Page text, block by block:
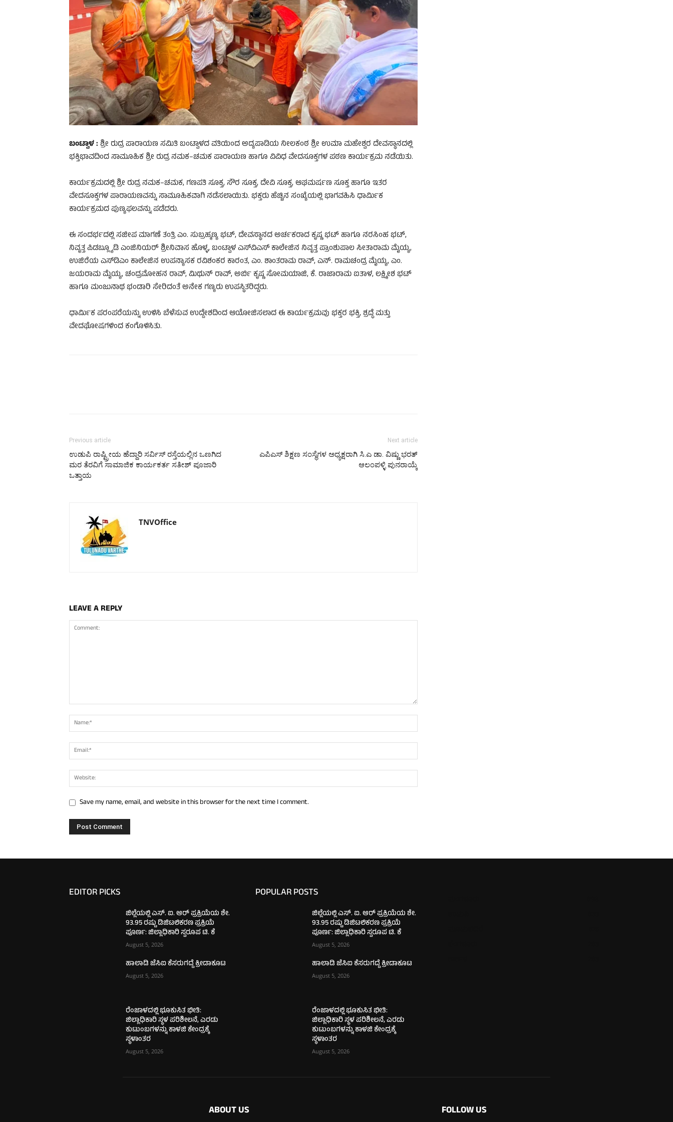
ಬಂಟ್ವಾಳ : ಶ್ರೀ ರುದ್ರ ಪಾರಾಯಣ ಸಮಿತಿ ಬಂಟ್ವಾಳದ ವತಿಯಿಂದ ಅದ್ಯಪಾಡಿಯ ನೀಲಕಂಠ ಶ್ರೀ ಉಮಾ ಮಹೇಶ್ವರ ದೇವಸ್ಥಾನದಲ್ಲಿ
ಭಕ್ತಿಭಾವದಿಂದ ಸಾಮೂಹಿಕ ಶ್ರೀ ರುದ್ರ ನಮಕ–ಚಮಕ ಪಾರಾಯಣ ಹಾಗೂ ವಿವಿಧ ವೇದಸೂಕ್ತಗಳ ಪಠಣ ಕಾರ್ಯಕ್ರಮ ನಡೆಯಿತು.
ಕಾರ್ಯಕ್ರಮದಲ್ಲಿ ಶ್ರೀ ರುದ್ರ ನಮಕ–ಚಮಕ, ಗಣಪತಿ ಸೂಕ್ತ, ಸೌರ ಸೂಕ್ತ, ದೇವಿ ಸೂಕ್ತ, ಆಘಮರ್ಷಣ ಸೂಕ್ತ ಹಾಗೂ ಇತರ
ವೇದಸೂಕ್ತಗಳ ಪಾರಾಯಣವನ್ನು ಸಾಮೂಹಿಕವಾಗಿ ನಡೆಸಲಾಯಿತು. ಭಕ್ತರು ಹೆಚ್ಚಿನ ಸಂಖ್ಯೆಯಲ್ಲಿ ಭಾಗವಹಿಸಿ ಧಾರ್ಮಿಕ
ಕಾರ್ಯಕ್ರಮದ ಪುಣ್ಯಫಲವನ್ನು ಪಡೆದರು.
ಈ ಸಂದರ್ಭದಲ್ಲಿ ಸಜೀಪ ಮಾಗಣೆ ತಂತ್ರಿ ಎಂ. ಸುಬ್ರಹ್ಮಣ್ಯ ಭಟ್, ದೇವಸ್ಥಾನದ ಅರ್ಚಕರಾದ ಕೃಷ್ಣ ಭಟ್ ಹಾಗೂ ನರಸಿಂಹ ಭಟ್,
ನಿವೃತ್ತ ಪಿಡಬ್ಲ್ಯೂಡಿ ಎಂಜಿನಿಯರ್ ಶ್ರೀನಿವಾಸ ಹೊಳ್ಳ, ಬಂಟ್ವಾಳ ಎಸ್‌ವಿಎಸ್ ಕಾಲೇಜಿನ ನಿವೃತ್ತ ಪ್ರಾಂಶುಪಾಲ ಸೀತಾರಾಮ ಮೈಯ್ಯ,
ಉಜಿರೆಯ ಎಸ್‌ಡಿಎಂ ಕಾಲೇಜಿನ ಉಪನ್ಯಾಸಕ ರವಿಶಂಕರ ಕಾರಂತ, ಎಂ. ಶಾಂತರಾಮ ರಾವ್, ಎನ್. ರಾಮಚಂದ್ರ ಮೈಯ್ಯ, ಎಂ.
ಜಯರಾಮ ಮೈಯ್ಯ, ಚಂದ್ರಮೋಹನ ರಾವ್, ಮಿಥುನ್ ರಾವ್, ಅರ್ಬಿ ಕೃಷ್ಣ ಸೋಮಯಾಜಿ, ಕೆ. ರಾಜಾರಾಮ ಐತಾಳ, ಲಕ್ಷ್ಮೀಶ ಭಟ್
ಹಾಗೂ ಮಂಜುನಾಥ ಭಂಡಾರಿ ಸೇರಿದಂತೆ ಅನೇಕ ಗಣ್ಯರು ಉಪಸ್ಥಿತರಿದ್ದರು.
ಧಾರ್ಮಿಕ ಪರಂಪರೆಯನ್ನು ಉಳಿಸಿ ಬೆಳೆಸುವ ಉದ್ದೇಶದಿಂದ ಆಯೋಜಿಸಲಾದ ಈ ಕಾರ್ಯಕ್ರಮವು ಭಕ್ತರ ಭಕ್ತಿ, ಶ್ರದ್ಧೆ ಮತ್ತು
ವೇದಘೋಷಗಳಿಂದ ಕಂಗೊಳಿಸಿತು.
Previous article
ಉಡುಪಿ ರಾಷ್ಟ್ರೀಯ ಹೆದ್ದಾರಿ ಸರ್ವಿಸ್ ರಸ್ತೆಯಲ್ಲಿನ ಒಣಗಿದ
ಮರ ತೆರವಿಗೆ ಸಾಮಾಜಿಕ ಕಾರ್ಯಕರ್ತ ಸತೀಶ್ ಪೂಜಾರಿ
ಒತ್ತಾಯ
Next article
ಎಪಿಎಸ್ ಶಿಕ್ಷಣ ಸಂಸ್ಥೆಗಳ ಅಧ್ಯಕ್ಷರಾಗಿ ಸಿ.ಎ ಡಾ. ವಿಷ್ಣು ಭರತ್
ಆಲಂಪಳ್ಳಿ ಪುನರಾಯ್ಕೆ
TNVOffice
LEAVE A REPLY
Save my name, email, and website in this browser for the next time I comment.
EDITOR PICKS
ಜಿಲ್ಲೆಯಲ್ಲಿ ಎಸ್. ಐ. ಆರ್ ಪ್ರಕ್ರಿಯೆಯ ಶೇ.
93.95 ರಷ್ಟು ಡಿಜಿಟಲಿಕರಣ ಪ್ರಕ್ರಿಯೆ
ಪೂರ್ಣ: ಜಿಲ್ಲಾಧಿಕಾರಿ ಸ್ವರೂಪ ಟಿ. ಕೆ
August 5, 2026
ಹಾಲಾಡಿ ಜೆಸಿಐ ಕೆಸರುಗದ್ದೆ ಕ್ರೀಡಾಕೂಟ
August 5, 2026
ರೆಂಜಾಳದಲ್ಲಿ ಭೂಕುಸಿತ ಭೀತಿ:
ಜಿಲ್ಲಾಧಿಕಾರಿ ಸ್ಥಳ ಪರಿಶೀಲನೆ, ಎರಡು
ಕುಟುಂಬಗಳನ್ನು ಕಾಳಜಿ ಕೇಂದ್ರಕ್ಕೆ
ಸ್ಥಳಾಂತರ
August 5, 2026
POPULAR POSTS
ಜಿಲ್ಲೆಯಲ್ಲಿ ಎಸ್. ಐ. ಆರ್ ಪ್ರಕ್ರಿಯೆಯ ಶೇ.
93.95 ರಷ್ಟು ಡಿಜಿಟಲಿಕರಣ ಪ್ರಕ್ರಿಯೆ
ಪೂರ್ಣ: ಜಿಲ್ಲಾಧಿಕಾರಿ ಸ್ವರೂಪ ಟಿ. ಕೆ
August 5, 2026
ಹಾಲಾಡಿ ಜೆಸಿಐ ಕೆಸರುಗದ್ದೆ ಕ್ರೀಡಾಕೂಟ
August 5, 2026
ರೆಂಜಾಳದಲ್ಲಿ ಭೂಕುಸಿತ ಭೀತಿ:
ಜಿಲ್ಲಾಧಿಕಾರಿ ಸ್ಥಳ ಪರಿಶೀಲನೆ, ಎರಡು
ಕುಟುಂಬಗಳನ್ನು ಕಾಳಜಿ ಕೇಂದ್ರಕ್ಕೆ
ಸ್ಥಳಾಂತರ
August 5, 2026
ABOUT US FOLLOW US